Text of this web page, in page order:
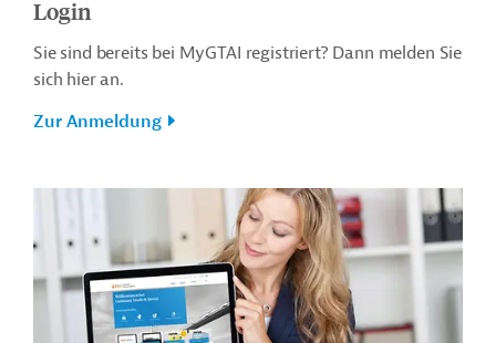
Login
Sie sind bereits bei MyGTAI registriert? Dann melden Sie
sich hier an.
Zur Anmeldung